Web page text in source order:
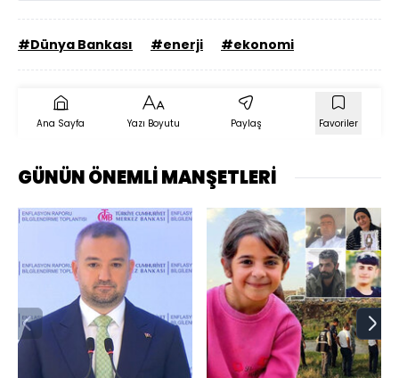
#Dünya Bankası #enerji #ekonomi
Ana Sayfa Yazı Boyutu Paylaş Favoriler
GÜNÜN ÖNEMLİ MANŞETLERİ